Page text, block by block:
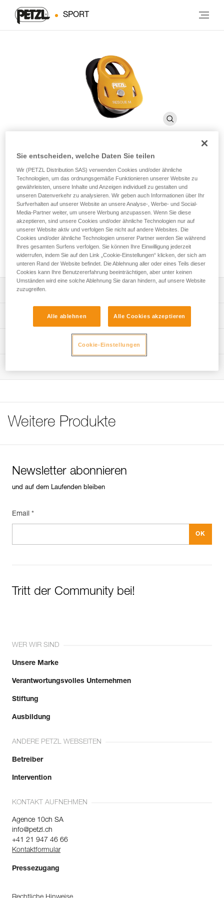
SPORT
RESCUE M
Umlenkrolle mit hoher Bruchlast und sehr hohem
Wirkungsgrad
Die RESCUE M-Umlenkrolle gewährleistet einen hohen
Wirkungsgrad. Sie ist ideal für Rettungssituationen, zum
Heben schwerer Lasten und für den intensiven Gebrauch
geeignet.
Leistungsverzeichnis
Schnelle und einfache Installation der Umlenkrolle dank
den beweglichen Seitenteilen.
- Ausgezeichneter Wirkungsgrad dank der Laufrolle mit
Es können bis zu zwei Karabiner eingehängt werden.
Technische Spezifikationen
Seil-Kompatibilität: 6 bis 13 mm
Wirkungsgrad: 95 %
Gewicht: 158 g
XF 494 General
Zugrundeliegende Spezifikationen
Garantie : 3 Jahre
Verpackung : 1
Technische Informationen
Gebrauchsanleitung
RESCUE M
Pflegeempfehlungen für Ihre Ausrüstung
Das PDF herunterladen Maintenance tips
See all technical content
Das PDF herunterladen verif-EPI-poulies-suivi-DE
Weitere Produkte
Newsletter abonnieren
und auf dem Laufenden bleiben
Email *
Tritt der Community bei!
WER WIR SIND
Unsere Marke
Verantwortungsvolles Unternehmen
Stiftung
Ausbildung
ANDERE PETZL WEBSEITEN
Betreiber
Intervention
KONTAKT AUFNEHMEN
Agence 10ch SA
info@petzl.ch
+41 21 947 46 66
Kontaktformular
Pressezugang
Sie entscheiden, welche Daten Sie teilen
Wir (PETZL Distribution SAS) verwenden Cookies und/oder ähnliche
Technologien, um das ordnungsgemäße Funktionieren unserer Website zu
gewährleisten, unsere Inhalte und Anzeigen individuell zu gestalten und
unseren Datenverkehr zu analysieren. Wir geben auch Informationen über Ihr
Surfverhalten auf unserer Website an unsere Analyse-, Werbe- und Social-
Media-Partner weiter, um unsere Werbung anzupassen. Wenn Sie diese
akzeptieren, sind unsere Cookies und/oder ähnliche Technologien nur auf
unserer Website aktiv und verfolgen Sie nicht auf andere Websites. Die
Cookies und/oder ähnliche Technologien unserer Partner werden Sie während
Ihres gesamten Surfens verfolgen. Sie können Ihre Einwilligung jederzeit
widerrufen, indem Sie auf den Link „Cookie-Einstellungen“ klicken, der sich am
unteren Rand der Website befindet. Die Ablehnung aller oder eines Teils dieser
Cookies kann Ihre Benutzererfahrung beeinträchtigen, aber unter keinen
Umständen wird eine solche Ablehnung Sie daran hindern, auf unsere Website
zuzugreifen.
Alle ablehnen Alle Cookies akzeptieren
Cookie-Einstellungen